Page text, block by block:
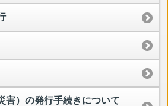
害）の発行手続きについて